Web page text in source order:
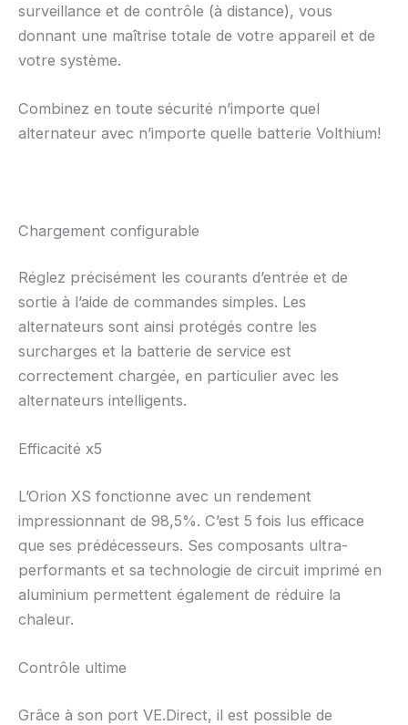
surveillance et de contrôle (à distance), vous
donnant une maîtrise totale de votre appareil et de
votre système.
Combinez en toute sécurité n’importe quel
alternateur avec n’importe quelle batterie Volthium!
Chargement configurable
Réglez précisément les courants d’entrée et de
sortie à l’aide de commandes simples. Les
alternateurs sont ainsi protégés contre les
surcharges et la batterie de service est
correctement chargée, en particulier avec les
alternateurs intelligents.
Efficacité x5
L’Orion XS fonctionne avec un rendement
impressionnant de 98,5%. C’est 5 fois lus efficace
que ses prédécesseurs. Ses composants ultra-
performants et sa technologie de circuit imprimé en
aluminium permettent également de réduire la
chaleur.
Contrôle ultime
Grâce à son port VE.Direct, il est possible de